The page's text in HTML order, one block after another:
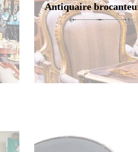
Antiquaire